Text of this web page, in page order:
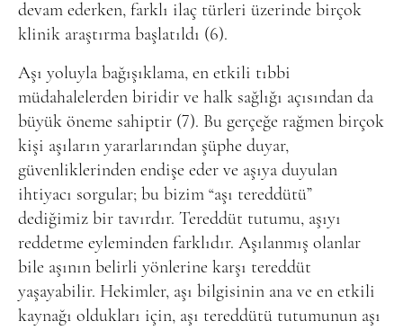
devam ederken, farklı ilaç türleri üzerinde birçok
klinik araştırma başlatıldı (6).
Aşı yoluyla bağışıklama, en etkili tıbbi
müdahalelerden biridir ve halk sağlığı açısından da
büyük öneme sahiptir (7). Bu gerçeğe rağmen birçok
kişi aşıların yararlarından şüphe duyar,
güvenliklerinden endişe eder ve aşıya duyulan
ihtiyacı sorgular; bu bizim “aşı tereddütü”
dediğimiz bir tavırdır. Tereddüt tutumu, aşıyı
reddetme eyleminden farklıdır. Aşılanmış olanlar
bile aşının belirli yönlerine karşı tereddüt
yaşayabilir. Hekimler, aşı bilgisinin ana ve en etkili
kaynağı oldukları için, aşı tereddütü tutumunun aşı